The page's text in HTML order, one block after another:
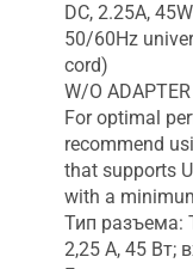
DC, 2.25A,
50/60Hz
cord)
W/O
For optimal
recommend
that supports
with a
Тип разъема:
2,25 A, 45 Вт;